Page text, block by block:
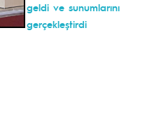
geldi ve sunumlarını
gerçekleştirdi